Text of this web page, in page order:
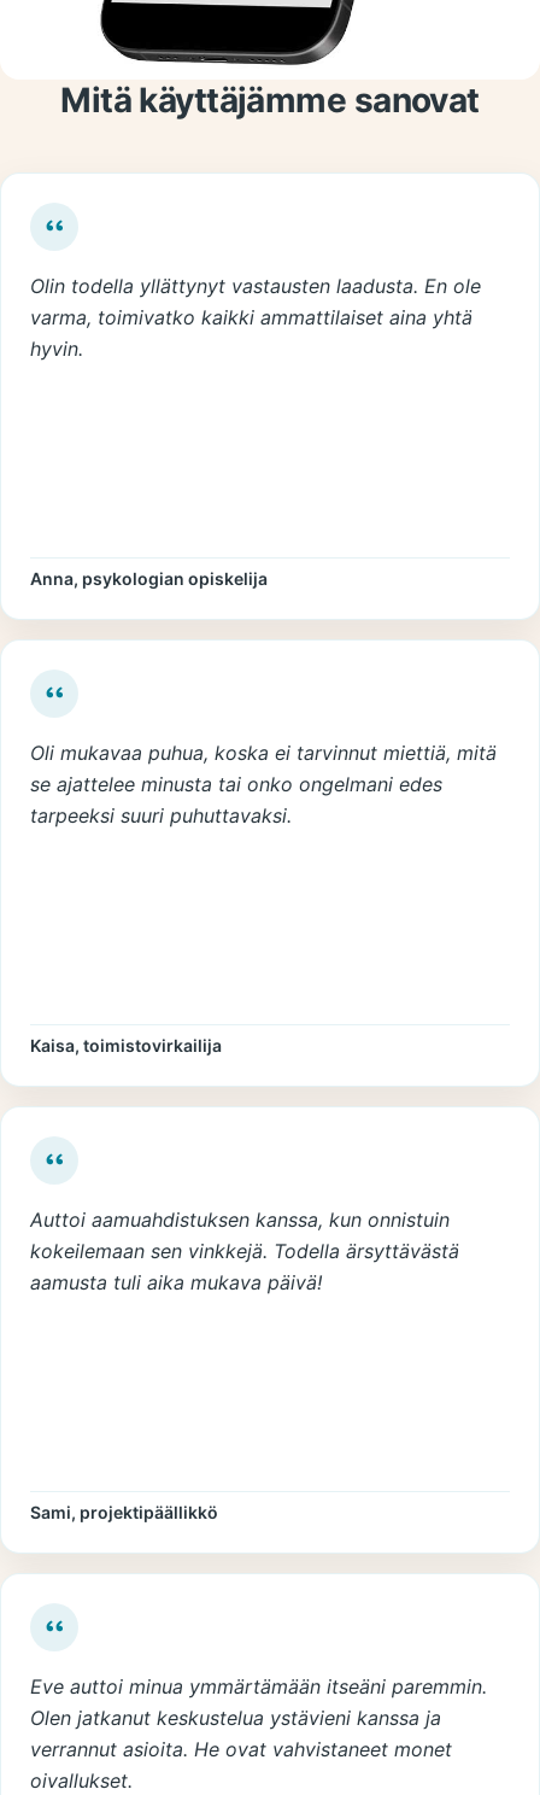
Mitä käyttäjämme sanovat
Olin todella yllättynyt vastausten laadusta. En ole
varma, toimivatko kaikki ammattilaiset aina yhtä
hyvin.
Anna, psykologian opiskelija
Oli mukavaa puhua, koska ei tarvinnut miettiä, mitä
se ajattelee minusta tai onko ongelmani edes
tarpeeksi suuri puhuttavaksi.
Kaisa, toimistovirkailija
Auttoi aamuahdistuksen kanssa, kun onnistuin
kokeilemaan sen vinkkejä. Todella ärsyttävästä
aamusta tuli aika mukava päivä!
Sami, projektipäällikkö
Eve auttoi minua ymmärtämään itseäni paremmin.
Olen jatkanut keskustelua ystävieni kanssa ja
verrannut asioita. He ovat vahvistaneet monet
oivallukset.